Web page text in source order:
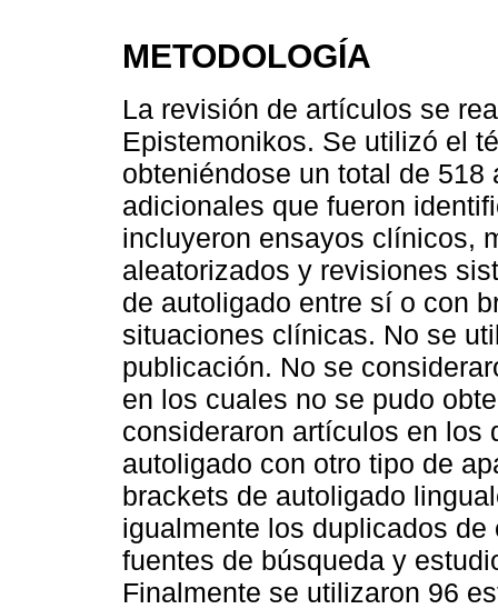
METODOLOGÍA
La revisión de artículos se
Epistemonikos. Se utilizó el
obteniéndose un total de
adicionales que fueron
incluyeron ensayos clínicos,
aleatorizados y revisiones
de autoligado entre sí o con
situaciones clínicas. No se
publicación. No se
en los cuales no se pudo
consideraron artículos en los
autoligado con otro tipo de
brackets de autoligado
igualmente los duplicados
fuentes de búsqueda y
Finalmente se utilizaron 96